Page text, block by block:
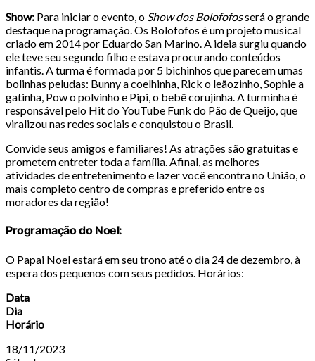
Show: Para iniciar o evento, o Show dos Bolofofosserá o grande
destaque na programação. Os Bolofofos é um projeto musical
criado em 2014 por Eduardo San Marino. A ideia surgiu quando
ele teve seu segundo filho e estava procurando conteúdos
infantis. A turma é formada por 5 bichinhos que parecem umas
bolinhas peludas: Bunny a coelhinha, Rick o leãozinho, Sophie a
gatinha, Pow o polvinho e Pipi, o bebê corujinha. A turminha é
responsável pelo Hit do YouTube Funk do Pão de Queijo, que
viralizou nas redes sociais e conquistou o Brasil.
Convide seus amigos e familiares! As atrações são gratuitas e
prometem entreter toda a família. Afinal, as melhores
atividades de entretenimento e lazer você encontra no União, o
mais completo centro de compras e preferido entre os
moradores da região!
Programação do Noel:
O Papai Noel estará em seu trono até o dia 24 de dezembro, à
espera dos pequenos com seus pedidos. Horários:
Data
Dia
Horário
18/11/2023